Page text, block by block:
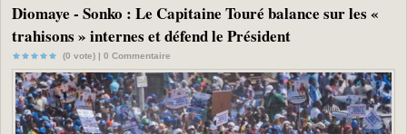
Diomaye - Sonko : Le Capitaine Touré balance sur les «
trahisons » internes et défend le Président
(0 vote) | 0 Commentaire